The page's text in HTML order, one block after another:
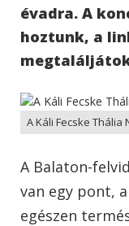
évadra. A
hoztunk, a
A Káli Fecske
A Balaton-
van egy pont,
egészen